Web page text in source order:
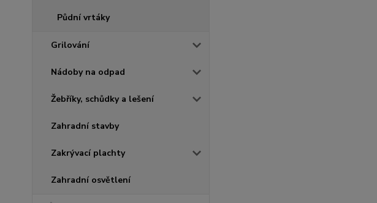
Půdní vrtáky
Grilování
Nádoby na odpad
Žebříky, schůdky a lešení
Zahradní stavby
Zakrývací plachty
Zahradní osvětlení